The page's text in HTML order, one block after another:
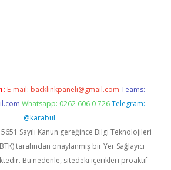
E-mail: backlinkpaneli@gmail.com Teams:
Whatsapp: 0262 606 0 726 Telegram:
@karabul
Sayılı Kanun gereğince Bilgi Teknolojileri
tarafından onaylanmış bir Yer Sağlayıcı
Bu nedenle, sitedeki içerikleri proaktif